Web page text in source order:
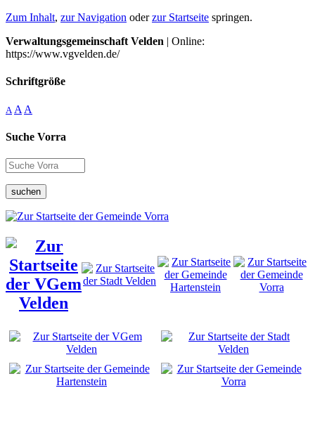
Zum Inhalt, zur Navigation oderzur Startseite springen.
Verwaltungsgemeinschaft Velden | Online:
https://www.vgvelden.de/
Schriftgröße
A A A
Suche Vorra
suchen